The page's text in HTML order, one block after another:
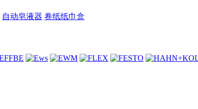
自动皂液器 卷纸纸巾盒